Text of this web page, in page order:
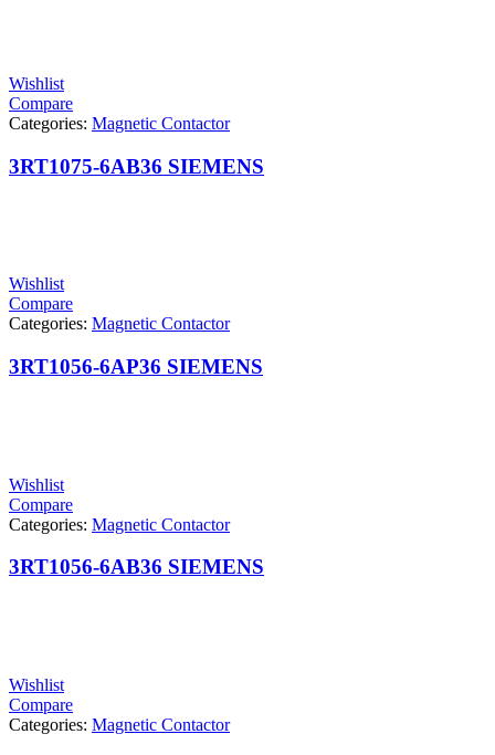
Wishlist
Compare
Categories: Magnetic Contactor
3RT1075-6AB36 SIEMENS
Wishlist
Compare
Categories: Magnetic Contactor
3RT1056-6AP36 SIEMENS
Wishlist
Compare
Categories: Magnetic Contactor
3RT1056-6AB36 SIEMENS
Wishlist
Compare
Categories: Magnetic Contactor